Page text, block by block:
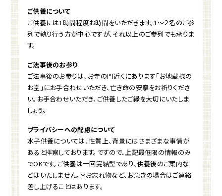
ご供養について
ご供養には1時間程度お時間をいただきます。1～２名のご参
列で執り行う方が中心ですが、それ以上のご参列でも承りま
す。
ご法事後のお参り
ご法事後のお参りは、お寺の門近くにあります「お地蔵様の
お堂」にお手合わせいただき、亡き命の安寧をお祈りくださ
い。お手合わせいただき、ご供養したご縁を大切にいたしま
しょう。
プライバシーへの配慮について
水子供養については、性質上、背景にはさまざまな事情が
あると拝察しております。ですので、上記最低限の情報のみ
でOKです。ご供養は一回完結型であり、供養後のご案内な
どはいたしません。＊お忘れ物など、お急ぎの場合はご連絡
差し上げることはあります。